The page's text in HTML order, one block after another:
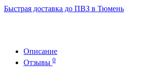
Быстрая доставка до ПВЗ в Тюмень
Описание
Отзывы 0